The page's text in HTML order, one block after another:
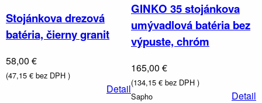
Stojánkova drezová
batéria, čierny granit
58,00 €
(47,15 € bez DPH )
Detail
GINKO 35 stojánkova
umývadlová batéria bez
výpuste, chróm
165,00 €
(134,15 € bez DPH )
Sapho
Detail